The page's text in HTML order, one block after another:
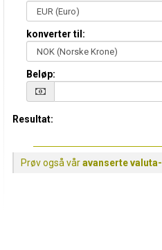
konverter til:
Beløp:
Resultat:
Prøv også våravanserte valuta-